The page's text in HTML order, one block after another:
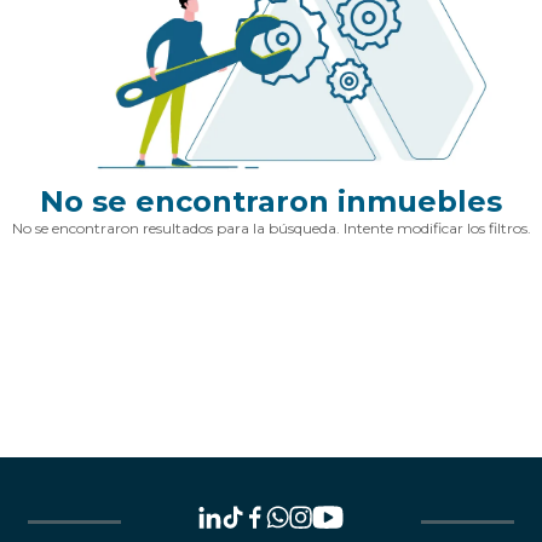
No se encontraron inmuebles
No se encontraron resultados para la búsqueda. Intente modificar los filtros.